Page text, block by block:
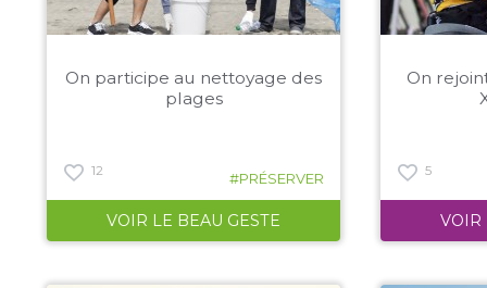
On participe au nettoyage des
plages
12 #PRÉSERVER
VOIR LE BEAU GESTE
On
5
VOIR